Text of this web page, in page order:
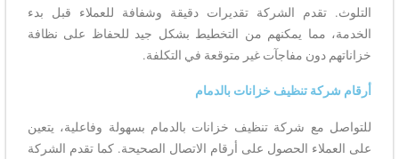
التلوث. تقدم الشركة تقديرات دقيقة وشفافة للعملاء قبل بدء
الخدمة، مما يمكنهم من التخطيط بشكل جيد للحفاظ على نظافة
خزاناتهم دون مفاجآت غير متوقعة في التكلفة.
أرقام شركة تنظيف خزانات بالدمام
للتواصل مع شركة تنظيف خزانات بالدمام بسهولة وفاعلية، يتعين
على العملاء الحصول على أرقام الاتصال الصحيحة. كما تقدم الشركة